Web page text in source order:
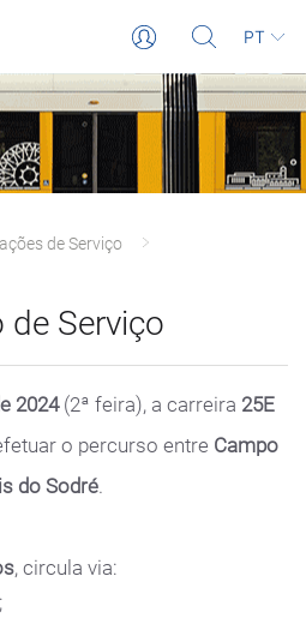
PT
de Serviço
de Serviço
2024(2ª feira), a carreira 25E
o percurso entre Campo
do Sodré.
, circula via: